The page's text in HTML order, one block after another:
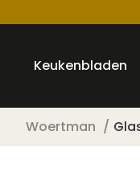
Keukenbladen
Woertman